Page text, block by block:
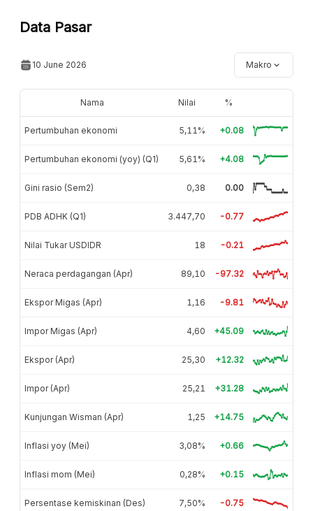
Data Pasar
10 June 2026 Makro
Nama Nilai %
Pertumbuhan ekonomi 5,11% +0.08
Pertumbuhan ekonomi (yoy) (Q1) 5,61% +4.08
Gini rasio (Sem2) 0,38 0.00
PDB ADHK (Q1) 3.447,70 -0.77
Nilai Tukar USDIDR 18 -0.21
Neraca perdagangan (Apr) 89,10 -97.32
Ekspor Migas (Apr) 1,16 -9.81
Impor Migas (Apr) 4,60 +45.09
Ekspor (Apr) 25,30 +12.32
Impor (Apr) 25,21 +31.28
Kunjungan Wisman (Apr) 1,25 +14.75
Inflasi yoy (Mei) 3,08% +0.66
Inflasi mom (Mei) 0,28% +0.15
Persentase kemiskinan (Des) 7,50% -0.75